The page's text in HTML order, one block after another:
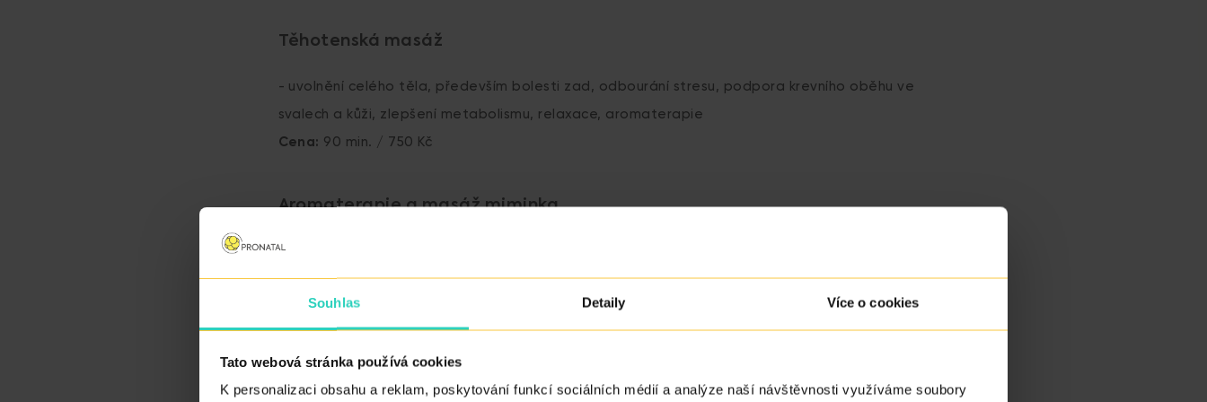
Souhlas Detaily Více o cookies
Tato webová stránka používá cookies
K personalizaci obsahu a reklam, poskytování funkcí sociálních médií a analýze naší návštěvnosti využíváme soubory
Těhotenská masáž
- uvolnění celého těla, především bolesti zad, odbourání stresu, podpora krevního oběhu ve
svalech a kůži, zlepšení metabolismu, relaxace, aromaterapie
Cena: 90 min. / 750 Kč
Aromaterapie a masáž miminka
- nejjemnější forma masáže, která má formu hlazení a dotekové relaxace
- dětem přináší užitek po stránce fyzické i emocionální
- pomáhá zvýšit váhový přírustek, zlepšit vnímavost a mentální rovoj
- navozuje pocit klidu, pohody a bezpečí
- celkově zvyšuje obranyschopnost organismu dítěte a posiluje pouto mezi rodičem a
dítětem